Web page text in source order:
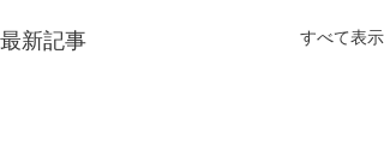
最新記事 すべて表示